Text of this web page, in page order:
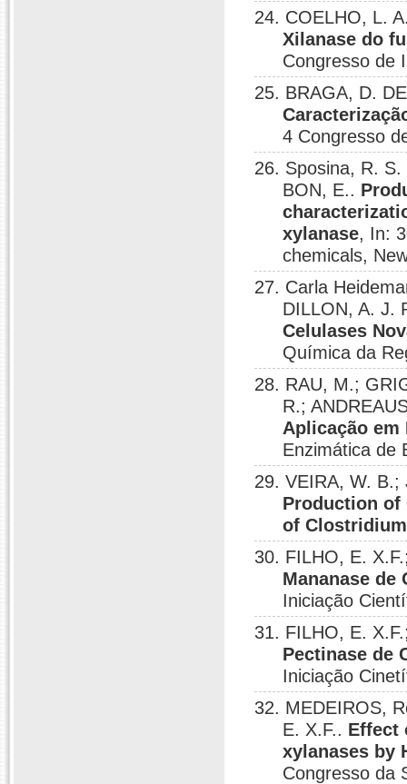
24. COELHO, L.
Xilanase do
Congresso de
25. BRAGA, D.
4 Congresso
26. Sposina, R.
BON, E..
xylanase, In:
chemicals,
27. Carla
DILLON, A. J.
Celulases
Química da
28. RAU, M.;
R.;
Aplicação em
Enzimática de
29. VEIRA, W.
Production of
of
30. FILHO, E.
Mananase
Iniciação
31. FILHO, E.
Pectinase de
Iniciação
32. MEDEIROS,
E. X.F.. Effect
xylanases by
Congresso da